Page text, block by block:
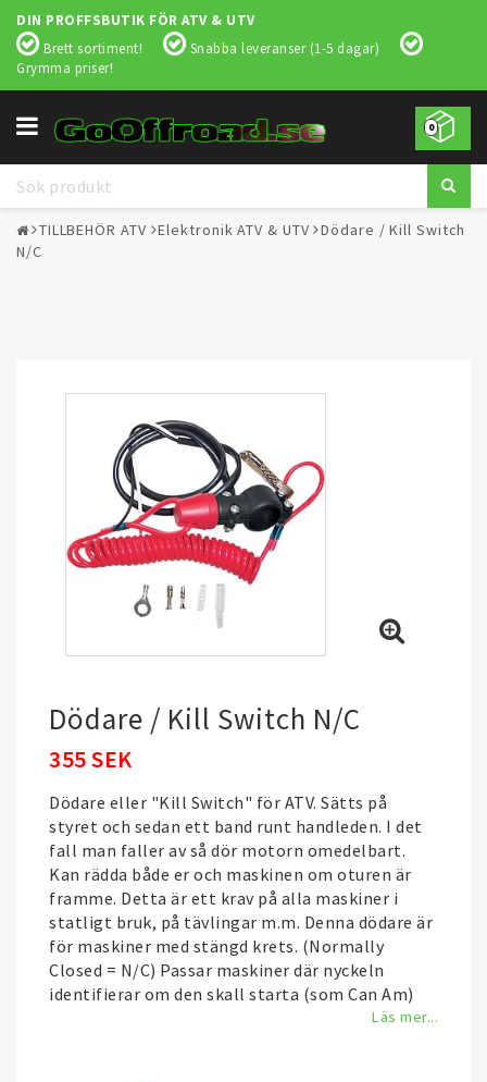
DIN PROFFSBUTIK FÖR ATV & UTV
Brett sortiment!
Snabba leveranser (1-5 dagar)
Grymma priser!
0
Toggle
navigation
TILLBEHÖR ATV Elektronik ATV & UTV
Dödare / Kill Switch
N/C
Dödare / Kill Switch N/C
355 SEK
Dödare eller "Kill Switch" för ATV. Sätts på
styret och sedan ett band runt handleden. I det
fall man faller av så dör motorn omedelbart.
Kan rädda både er och maskinen om oturen är
framme. Detta är ett krav på alla maskiner i
statligt bruk, på tävlingar m.m. Denna dödare är
för maskiner med stängd krets. (Normally
Closed = N/C) Passar maskiner där nyckeln
identifierar om den skall starta (som Can Am)
Läs mer...